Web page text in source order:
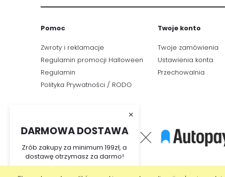
×
DARMOWA DOSTAWA
Zrób zakupy za minimum 199zł, a
dostawę otrzymasz za darmo!
Pomoc
Zwroty i reklamacje
Regulamin promocji Halloween
Regulamin
Polityka Prywatności / RODO
Twoje konto
Twoje zamówienia
Ustawienia konta
Przechowalnia